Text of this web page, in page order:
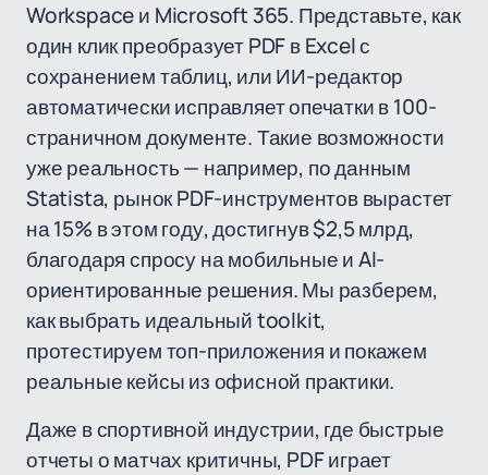
Workspace и Microsoft 365. Представьте, как
один клик преобразует PDF в Excel с
сохранением таблиц, или ИИ-редактор
автоматически исправляет опечатки в 100-
страничном документе. Такие возможности
уже реальность — например, по данным
Statista, рынок PDF-инструментов вырастет
на 15% в этом году, достигнув $2,5 млрд,
благодаря спросу на мобильные и AI-
ориентированные решения. Мы разберем,
как выбрать идеальный toolkit,
протестируем топ-приложения и покажем
реальные кейсы из офисной практики.
Даже в спортивной индустрии, где быстрые
отчеты о матчах критичны, PDF играет